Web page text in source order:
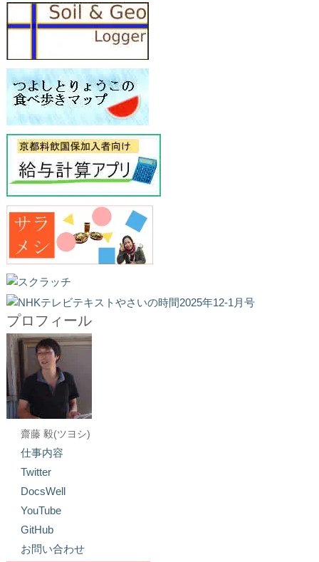
プロフィール
齋藤 毅(ツヨシ)
仕事内容
Twitter
DocsWell
YouTube
GitHub
お問い合わせ